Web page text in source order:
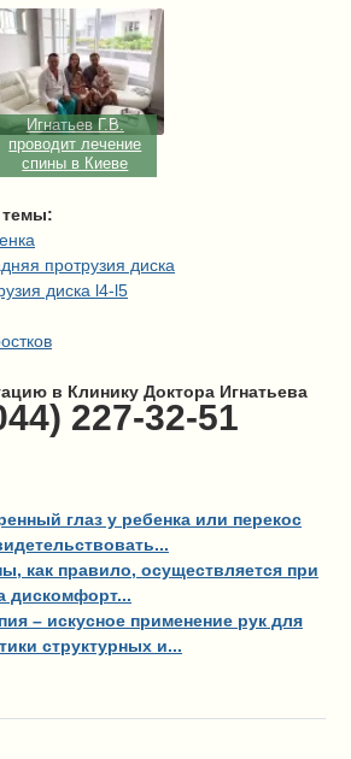
Игнатьев Г.В.
проводит лечение
спины в Киеве
темы:
протрузия диска
диска l4-l5
в Клинику Доктора Игнатьева
227-32-51
глаз у ребенка или перекос
как правило, осуществляется при
дискомфорт...
– искусное применение рук для
структурных и...